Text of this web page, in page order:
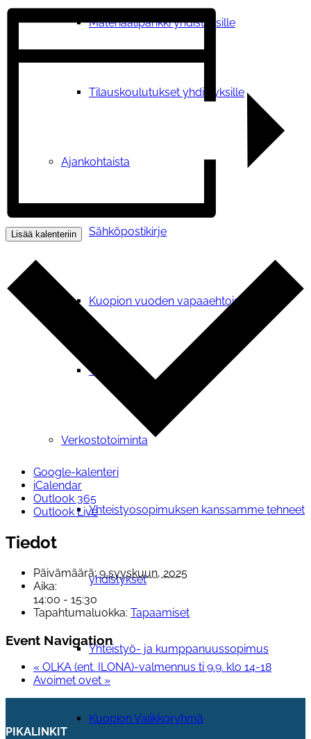
Materiaalipankki yhdistyksille
Tilauskoulutukset yhdistyksille
Ajankohtaista
Sähköpostikirje
Kuopion vuoden vapaaehtoisteko
Vetoomus
Verkostotoiminta
Yhteistyosopimuksen kanssamme tehneet
yhdistykset
Yhteistyö- ja kumppanuussopimus
Kuopion Valikkoryhmä
Lisää kalenteriin
Google-kalenteri
iCalendar
Outlook 365
Outlook Live
Tiedot
Päivämäärä: 9 syyskuun, 2025
Aika:
14:00 - 15:30
Tapahtumaluokka: Tapaamiset
Event Navigation
« OLKA (ent. ILONA)-valmennus ti 9.9. klo 14-18
Avoimet ovet »
PIKALINKIT